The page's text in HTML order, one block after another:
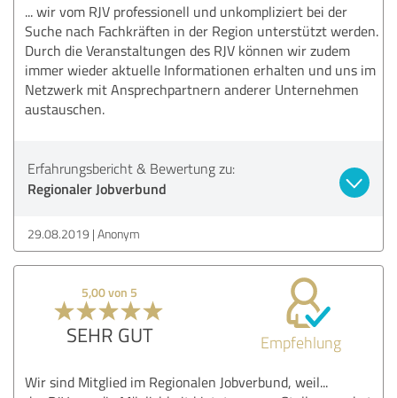
... wir vom RJV professionell und unkompliziert bei der
Suche nach Fachkräften in der Region unterstützt werden.
Durch die Veranstaltungen des RJV können wir zudem
immer wieder aktuelle Informationen erhalten und uns im
Netzwerk mit Ansprechpartnern anderer Unternehmen
austauschen.
Erfahrungsbericht & Bewertung zu:
Regionaler Jobverbund
29.08.2019 Anonym
5,00 von 5
SEHR GUT Empfehlung
Wir sind Mitglied im Regionalen Jobverbund, weil...